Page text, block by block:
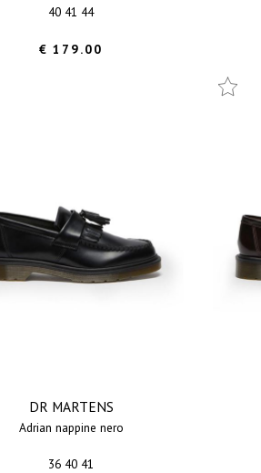
40 41 44
€ 179.00
DR MARTENS
adrian nappine nero
36 40 41